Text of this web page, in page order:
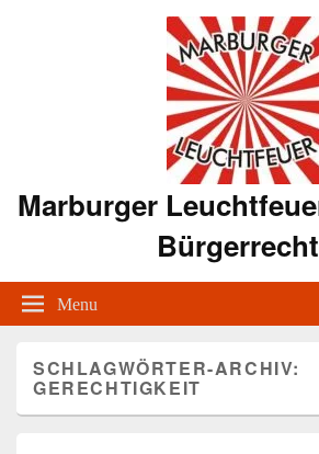
Marburger
Menu
SCHLAGWÖRTER-ARCHIV:
GERECHTIGKEIT